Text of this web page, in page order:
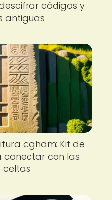
códigos y
antiguas
ogham: Kit de
conectar con las
celtas